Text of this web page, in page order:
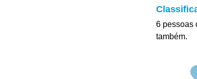
6 pessoas
também.